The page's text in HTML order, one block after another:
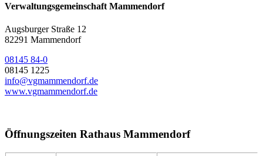
Verwaltungsgemeinschaft Mammendorf
Augsburger Straße 12
82291 Mammendorf
08145 84-0
08145 1225
info@vgmammendorf.de
www.vgmammendorf.de
Öffnungszeiten Rathaus Mammendorf